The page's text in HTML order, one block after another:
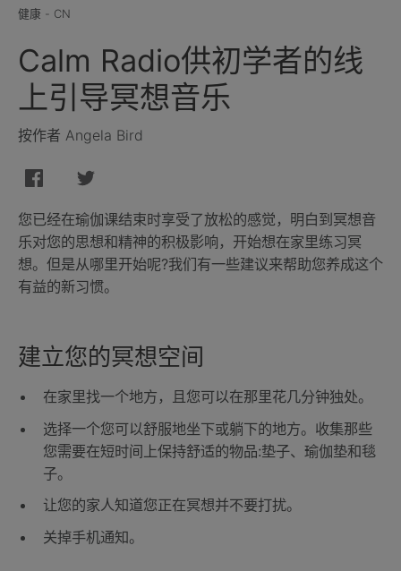
健康 - CN
Calm Radio供初学者的线
上引导冥想音乐
按作者 Angela Bird
您已经在瑜伽课结束时享受了放松的感觉，明白到冥想音
乐对您的思想和精神的积极影响，开始想在家里练习冥
想。但是从哪里开始呢?我们有一些建议来帮助您养成这个
有益的新习惯。
建立您的冥想空间
在家里找一个地方，且您可以在那里花几分钟独处。
选择一个您可以舒服地坐下或躺下的地方。收集那些
您需要在短时间上保持舒适的物品:垫子、瑜伽垫和毯
子。
让您的家人知道您正在冥想并不要打扰。
关掉手机通知。